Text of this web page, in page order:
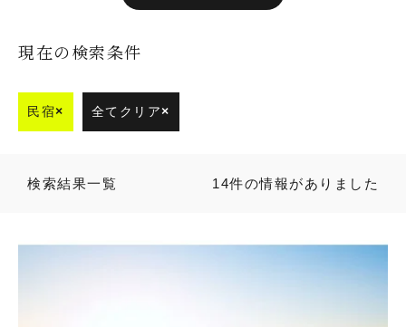
現在の検索条件
民宿× 全てクリア×
検索結果一覧 14件の情報がありました